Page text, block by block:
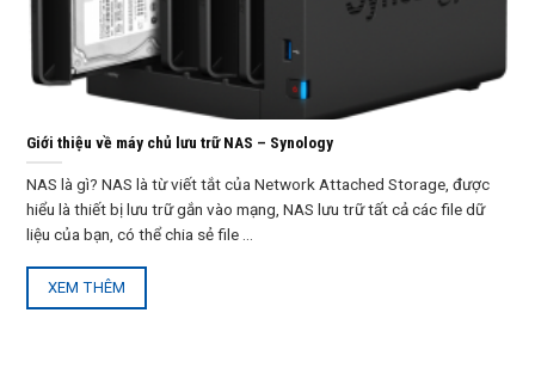
Giới thiệu về máy chủ lưu trữ NAS – Synology
NAS là gì? NAS là từ viết tắt của Network Attached Storage, được
hiểu là thiết bị lưu trữ gắn vào mạng, NAS lưu trữ tất cả các file dữ
liệu của bạn, có thể chia sẻ file ...
XEM THÊM